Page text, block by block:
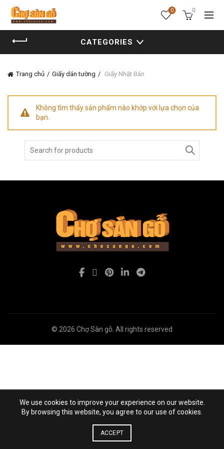
0 0
CATEGORIES
Trang chủ Giấy dán tường Giấy Nhật Bản
Không tìm thấy sản phẩm nào khớp với lựa chọn của
bạn.
© 2026 Chợ Sàn gỗ . All rights reserved
We use cookies to improve your experience on our website.
By browsing this website, you agree to our use of cookies.
ACCEPT